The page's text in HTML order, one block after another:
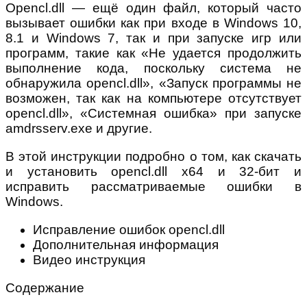
Opencl.dll — ещё один файл, который часто
вызывает ошибки как при входе в Windows 10,
8.1 и Windows 7, так и при запуске игр или
программ, такие как «Не удается продолжить
выполнение кода, поскольку система не
обнаружила opencl.dll», «Запуск программы не
возможен, так как на компьютере отсутствует
opencl.dll», «Системная ошибка» при запуске
amdrsserv.exe и другие.
В этой инструкции подробно о том, как скачать
и установить opencl.dll x64 и 32-бит и
исправить рассматриваемые ошибки в
Windows.
Исправление ошибок opencl.dll
Дополнительная информация
Видео инструкция
Содержание